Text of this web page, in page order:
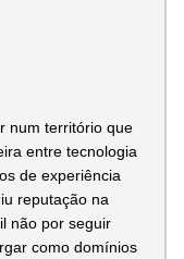
num território que
entre tecnologia
de experiência
reputação na
não por seguir
como domínios